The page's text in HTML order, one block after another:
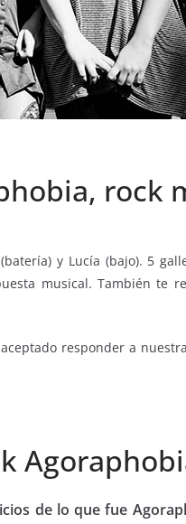
rock
y Lucía (bajo). 5
musical. También te
responder a
de lo que fue